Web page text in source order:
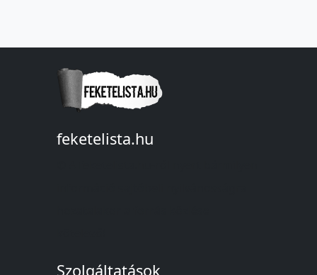
feketelista.hu
Szolgáltatások